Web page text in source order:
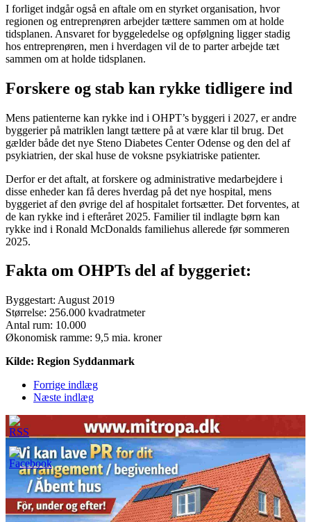
I forliget indgår også en aftale om en styrket organisation, hvor
regionen og entreprenøren arbejder tættere sammen om at holde
tidsplanen. Ansvaret for byggeledelse og opfølgning ligger stadig
hos entreprenøren, men i hverdagen vil de to parter arbejde tæt
sammen om at holde tidsplanen.
Forskere og stab kan rykke tidligere ind
Mens patienterne kan rykke ind i OHPT’s byggeri i 2027, er andre
byggerier på matriklen langt tættere på at være klar til brug. Det
gælder både det nye Steno Diabetes Center Odense og den del af
psykiatrien, der skal huse de voksne psykiatriske patienter.
Derfor er det aftalt, at forskere og administrative medarbejdere i
disse enheder kan få deres hverdag på det nye hospital, mens
byggeriet af den øvrige del af hospitalet fortsætter. Det forventes, at
de kan rykke ind i efteråret 2025. Familier til indlagte børn kan
rykke ind i Ronald McDonalds familiehus allerede før sommeren
2025.
Fakta om OHPTs del af byggeriet:
Byggestart: August 2019
Størrelse: 256.000 kvadratmeter
Antal rum: 10.000
Økonomisk ramme: 9,5 mia. kroner
Kilde: Region Syddanmark
Forrige indlæg
Næste indlæg